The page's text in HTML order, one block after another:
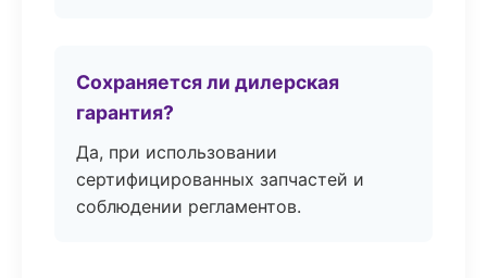
Сохраняется ли дилерская
гарантия?
Да, при использовании
сертифицированных запчастей и
соблюдении регламентов.